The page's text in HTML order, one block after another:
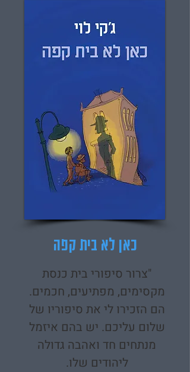
כאן לא בית קפה
"צרור סיפורי בית כנסת
מקסימים, מפתיעים, חכמים.
הם הזכירו לי את סיפוריו של
שלום עליכם. יש בהם איזמל
מנתחים חד ואהבה גדולה
ליהודים שלו.